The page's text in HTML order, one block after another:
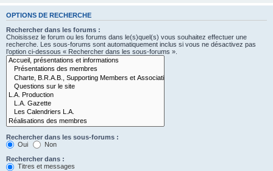
OPTIONS DE RECHERCHE
Rechercher dans les forums :
Choisissez le forum ou les forums dans le(s)quel(s) vous souhaitez effectuer une
recherche. Les sous-forums sont automatiquement inclus si vous ne désactivez pas
l’option ci-dessous « Rechercher dans les sous-forums ».
Rechercher dans les sous-forums :
Oui
Non
Rechercher dans :
Titres et messages